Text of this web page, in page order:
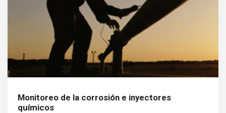
Monitoreo de la corrosión e inyectores
químicos